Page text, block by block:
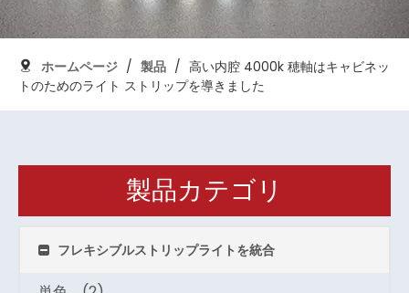
ブログ
コンタクト
Nederlands
ホームページ / 製品 / 高い内腔 4000k 穂軸はキャビネッ
トのためのライト ストリップを導きました
製品カテゴリ
フレキシブルストリップライトを統合